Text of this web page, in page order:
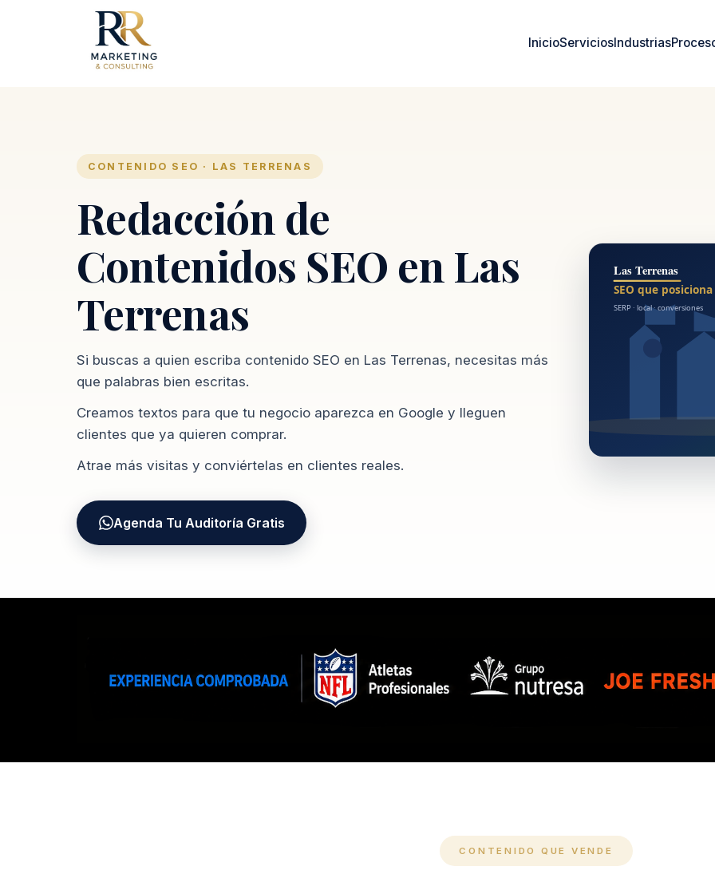
InicioServiciosIndustrias
CONTENIDO SEO · LAS TERRENAS
Redacción de
Contenidos SEO en Las
Terrenas
Si buscas a quien escriba contenido SEO en Las Terrenas, necesitas más
que palabras bien escritas.
Creamos textos para que tu negocio aparezca en Google y lleguen
clientes que ya quieren comprar.
Atrae más visitas y conviértelas en clientes reales.
Agenda Tu Auditoría Gratis
CONTENIDO QUE VENDE